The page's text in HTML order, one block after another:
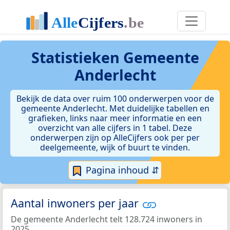
Statistieken Gemeente
Anderlecht
Bekijk de data over ruim 100 onderwerpen voor de
gemeente Anderlecht. Met duidelijke tabellen en
grafieken, links naar meer informatie en een
overzicht van alle cijfers in 1 tabel. Deze
onderwerpen zijn op AlleCijfers ook per per
deelgemeente, wijk of buurt te vinden.
Pagina inhoud ⇵
Aantal inwoners per jaar
De gemeente Anderlecht telt 128.724 inwoners in